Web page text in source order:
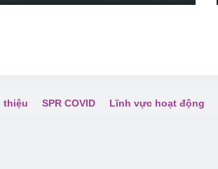
thiệu SPR COVID Lĩnh vực hoạt động